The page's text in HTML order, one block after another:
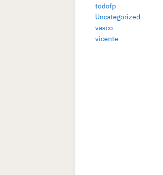
todofp
Uncategorized
vasco
vicente